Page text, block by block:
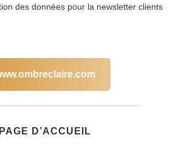
des données pour la newsletter clients
PAGE D’ACCUEIL